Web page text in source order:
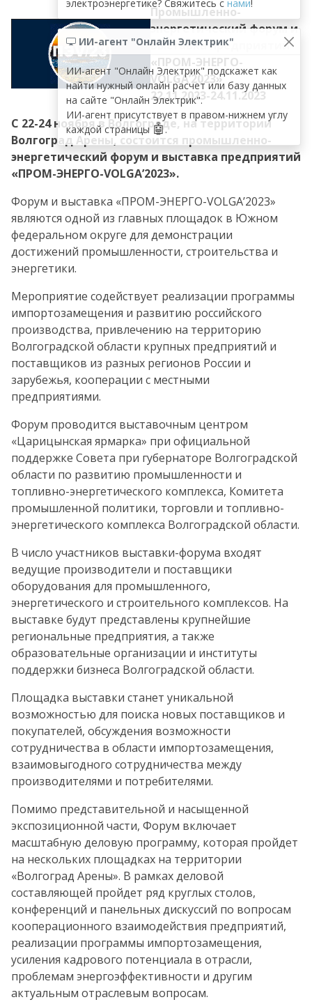
электроэнергетике? Свяжитесь с нами!
ИИ-агент "Онлайн Электрик"
ИИ-агент "Онлайн Электрик" подскажет как
найти нужный онлайн расчет или базу данных
на сайте "Онлайн Электрик".
ИИ-агент присутствует в правом-нижнем углу
каждой страницы🤖.
Промышленно-
энергетический форум и
выставка предприятий
«ПРОМ-ЭНЕРГО-
VOLGA’2023»
22.11.2023-24.11.2023
С 22-24 ноября в Волгограде, на территории
Волгоград Арены, состоится промышленно-
энергетический форум и выставка предприятий
«ПРОМ-ЭНЕРГО-VOLGA’2023».
Форум и выставка «ПРОМ-ЭНЕРГО-VOLGA’2023»
являются одной из главных площадок в Южном
федеральном округе для демонстрации
достижений промышленности, строительства и
энергетики.
Мероприятие содействует реализации программы
импортозамещения и развитию российского
производства, привлечению на территорию
Волгоградской области крупных предприятий и
поставщиков из разных регионов России и
зарубежья, кооперации с местными
предприятиями.
Форум проводится выставочным центром
«Царицынская ярмарка» при официальной
поддержке Совета при губернаторе Волгоградской
области по развитию промышленности и
топливно-энергетического комплекса, Комитета
промышленной политики, торговли и топливно-
энергетического комплекса Волгоградской области.
В число участников выставки-форума входят
ведущие производители и поставщики
оборудования для промышленного,
энергетического и строительного комплексов. На
выставке будут представлены крупнейшие
региональные предприятия, а также
образовательные организации и институты
поддержки бизнеса Волгоградской области.
Площадка выставки станет уникальной
возможностью для поиска новых поставщиков и
покупателей, обсуждения возможности
сотрудничества в области импортозамещения,
взаимовыгодного сотрудничества между
производителями и потребителями.
Помимо представительной и насыщенной
экспозиционной части, Форум включает
масштабную деловую программу, которая пройдет
на нескольких площадках на территории
«Волгоград Арены». В рамках деловой
составляющей пройдет ряд круглых столов,
конференций и панельных дискуссий по вопросам
кооперационного взаимодействия предприятий,
реализации программы импортозамещения,
усиления кадрового потенциала в отрасли,
проблемам энергоэффективности и другим
актуальным отраслевым вопросам.